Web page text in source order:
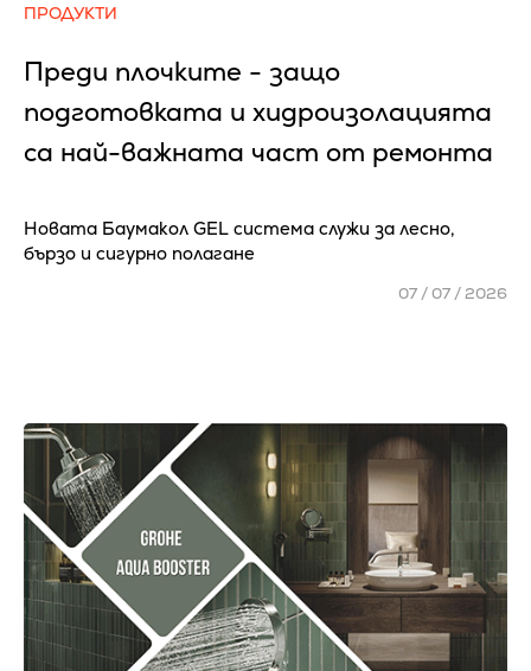
ПРОДУКТИ
Преди плочките - защо
подготовката и хидроизолацията
са най-важната част от ремонта
Новата Баумакол GEL система служи за лесно,
бързо и сигурно полагане
07 / 07 / 2026